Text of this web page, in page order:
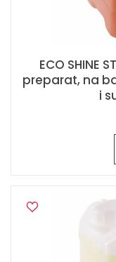
ECO SHINE
preparat, na
i